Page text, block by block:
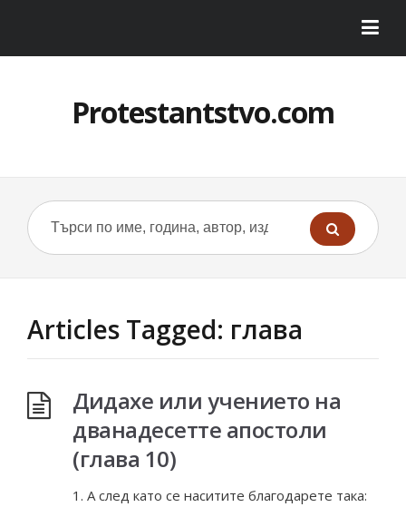
Protestantstvo.com
Articles Tagged: глава
Дидахе или учението на
дванадесетте апостоли
(глава 10)
1. А след като се наситите благодарете така: